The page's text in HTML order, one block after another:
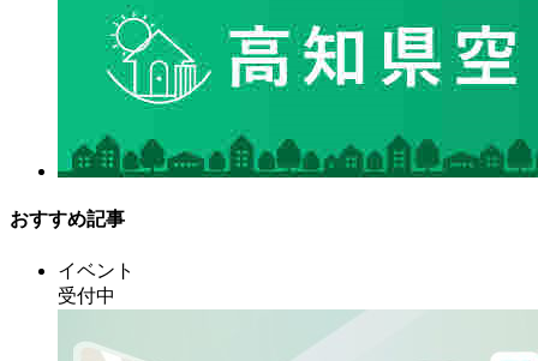
おすすめ記事
イベント
受付中